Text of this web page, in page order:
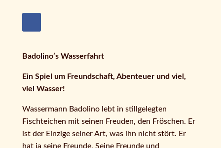
Badolino’s Wasserfahrt
Ein Spiel um Freundschaft, Abenteuer und viel,
viel Wasser!
Wassermann Badolino lebt in stillgelegten
Fischteichen mit seinen Freuden, den Fröschen. Er
ist der Einzige seiner Art, was ihn nicht stört. Er
hat ja seine Freunde. Seine Freunde und